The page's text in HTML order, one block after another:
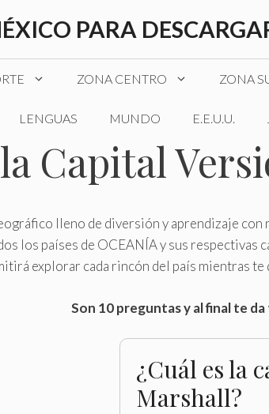
PARA
ZONA CENTRO ZONA
LENGUAS MUNDO E.E.U.U.
Capital
lleno de diversión y aprendizaje
los países de OCEANÍA y sus respectivas
explorar cada rincón del país mientras te
Son 10 preguntas y al final te
¿Cuál es la
Marshall?